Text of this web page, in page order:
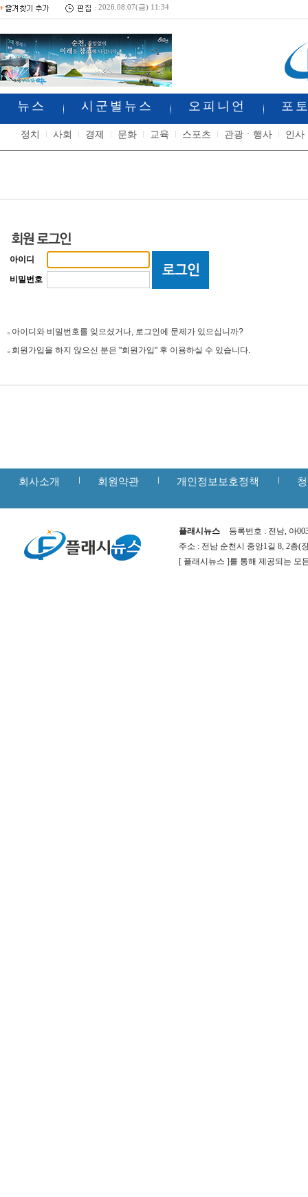
2026.08.07(금) 11:34
뉴스 시군별뉴스 오피니언 포
정치 사회 경제 문화 교육 스포츠 관광ㆍ행사 인사
아이디
비밀번호
아이디와 비밀번호를 잊으셨거나, 로그인에 문제가 있으십니까?
회원가입을 하지 않으신 분은 "회원가입" 후 이용하실 수 있습니다.
회사소개 회원약관 개인정보보호정책
플래시뉴스
등록번호 : 전남, 아
주소 : 전남 순천시 중앙1길 8, 2층(
[ 플래시뉴스 ]를 통해 제공되는 모